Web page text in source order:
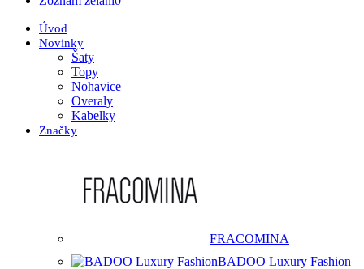
Úvod
Novinky
Šaty
Topy
Nohavice
Overaly
Kabelky
Značky
FRACOMINA
BADOO Luxury Fashion